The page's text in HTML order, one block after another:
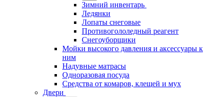
Зимний инвентарь
Ледянки
Лопаты снеговые
Противогололедный реагент
Снегоуборщики
Мойки высокого давления и аксессуары к
ним
Надувные матрасы
Одноразовая посуда
Средства от комаров, клещей и мух
Двери